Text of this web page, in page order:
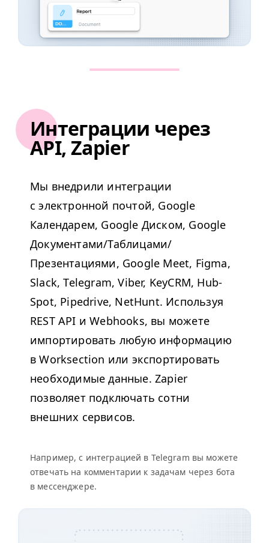
Интеграции через
API, Zapier
Мы внедрили интеграции
с электронной почтой, Google
Календарем, Google Диском, Google
Документами/​Таблицами/​
Презентациями, Google Meet, Fig­ma,
Slack, Telegram, Viber, Key­CRM, Hub­
Spot, Pipedrive, NetHunt. Используя
REST API и Web­hooks, вы можете
импортировать любую информацию
в Work­sec­tion или экспортировать
необходимые данные. Zapi­er
позволяет подключать сотни
внешних сервисов.
Например, с интеграцией в Telegram вы можете
отвечать на комментарии к задачам через бота
в мессенджере.